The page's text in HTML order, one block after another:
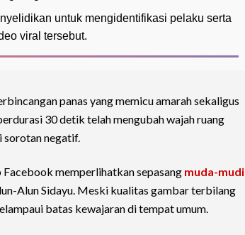
untuk mengidentifikasi pelaku serta
viral tersebut.
panas yang memicu amarah sekaligus
30 detik telah mengubah wajah ruang
sorotan negatif.
memperlihatkan sepasang muda-mudi
Alun Sidayu. Meski kualitas gambar terbilang
batas kewajaran di tempat umum.